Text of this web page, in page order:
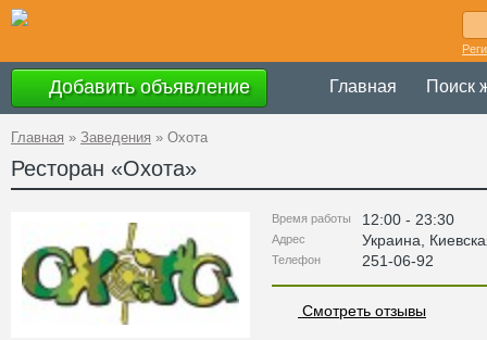
Добавить объявление Главная Поиск
Главная » Заведения » Охота
Ресторан «Охота»
Время работы 12:00 - 23:30
Адрес Украина
Телефон 251-06-92
Смотреть отзывы